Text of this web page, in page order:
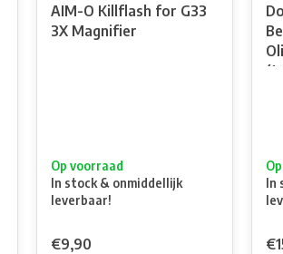
AIM-O Killflash for G33
3X Magnifier
Op voorraad
In stock & onmiddellijk
leverbaar!
€9,90
In